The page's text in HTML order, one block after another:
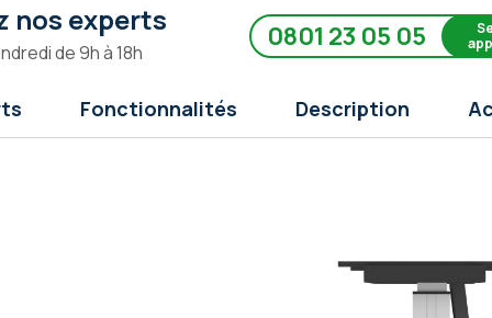
nos experts
de 9h à 18h 0801 23 05 05
Fonctionnalités Description